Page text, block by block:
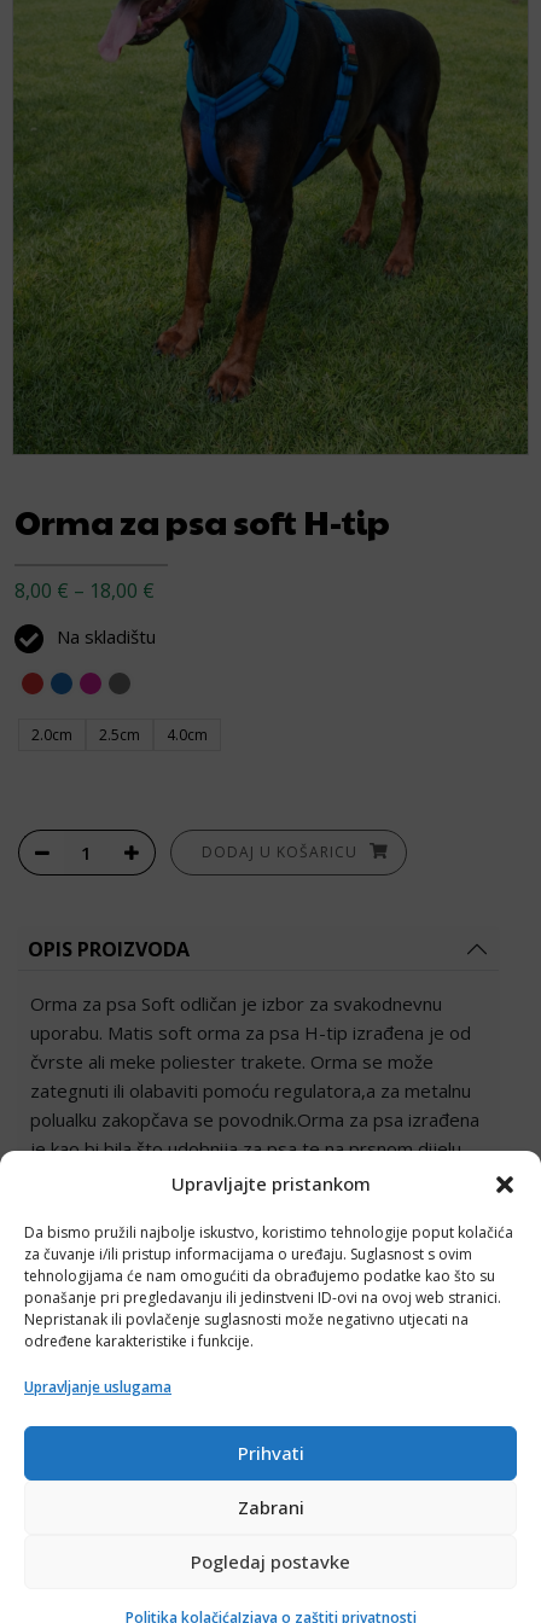
Upravljajte pristankom
Da bismo pružili najbolje iskustvo, koristimo tehnologije poput kolačića
za čuvanje i/ili pristup informacijama o uređaju. Suglasnost s ovim
tehnologijama će nam omogućiti da obrađujemo podatke kao što su
ponašanje pri pregledavanju ili jedinstveni ID-ovi na ovoj web stranici.
Nepristanak ili povlačenje suglasnosti može negativno utjecati na
određene karakteristike i funkcije.
Upravljanje uslugama
Prihvati
Zabrani
Pogledaj postavke
Politika kolačićaIzjava o zaštiti privatnosti
Orma za psa soft H-tip
8,00 € – 18,00 €
Na skladištu
2.0cm 2.5cm 4.0cm
Orma za psa soft H-tip količina
DODAJ U KOŠARICU
OPIS PROIZVODA
Orma za psa Soft odličan je izbor za svakodnevnu
uporabu. Matis soft orma za psa H-tip izrađena je od
čvrste ali meke poliester trakete. Orma se može
zategnuti ili olabaviti pomoću regulatora,a za metalnu
polualku zakopčava se povodnik.Orma za psa izrađena
je kao bi bila što udobnija za psa,te na prsnom dijelu
nema alku već anatomski ušivene prsne dijelove u Y
MATERIJALI
UPOTREBA I ODRŽAVANJE
Povezani proizvodi